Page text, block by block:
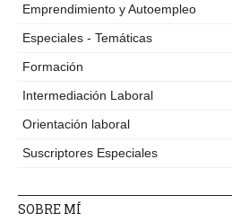
Emprendimiento y Autoempleo
Especiales - Temáticas
Formación
Intermediación Laboral
Orientación laboral
Suscriptores Especiales
SOBRE MÍ